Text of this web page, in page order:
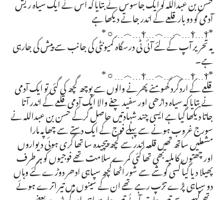
آدمی کو دو بار قلعے کے اندر جاتے دیکھا ہے
*ⲯ﹍︿﹍︿﹍ⲯ﹍ⲯ﹍︿﹍☼*
یہ تحریر آپ کے لئے آئی ٹی درسگاہ کمیونٹی کی جانب سے پیش کی جارہی
ہے۔
*ⲯ﹍︿﹍︿﹍ⲯ﹍ⲯ﹍︿﹍☼*
قلعے کے اردگرد گھومنے پھرنے والوں سے پوچھ گچھ کی گئی تو ایک آدمی
نے بتایا کہ سیاہ داڑھی اور سفید چغے والا ایک آدمی قلعے کے اندر آتا
جاتا دیکھا گیا ہے ایسی چند شہادتیں حاصل کرکے حسن بن عبداللہ نے
سورج غروب ہونے سے پہلے فوج کے ایک دستے سے چھاپہ مارا
مشعلیں ساتھ تھیں قلعہ اندر سے کچھ پیچیدہ سا تھا گری ہوئی دیواروں
اور چھتوں کا ملبہ بھی تھا کئی کمرے سلامت تھے فوجیوں کو ہر طرف
پھیلا دیا گیا کسی گوشے سے شور اٹھا کچھ سپاہی ادھر دوڑے گئے وہاں
دو سپاہی پڑے تڑپ رہے تھے ان کے سینوں میں تیر اترے ہوئے